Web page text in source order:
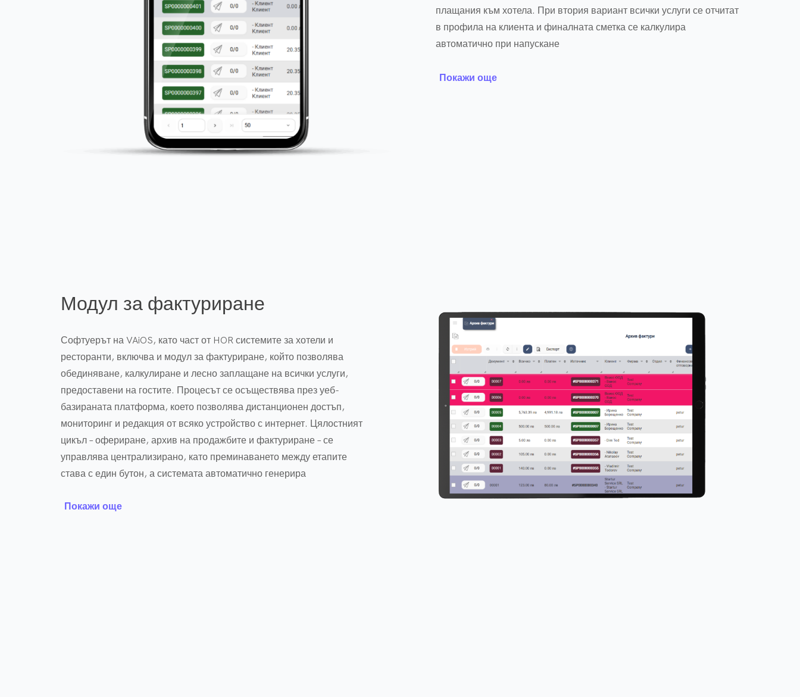
плащания към хотела. При втория вариант всички услуги се отчитат
в профила на клиента и финалната сметка се калкулира
автоматично при напускане
Покажи още
Модул за фактуриране
Софтуерът на VAiOS, като част от HOR системите за хотели и
ресторанти, включва и модул за фактуриране, който позволява
обединяване, калкулиране и лесно заплащане на всички услуги,
предоставени на гостите. Процесът се осъществява през уеб-
базираната платформа, което позволява дистанционен достъп,
мониторинг и редакция от всяко устройство с интернет. Цялостният
цикъл – офериране, архив на продажбите и фактуриране – се
управлява централизирано, като преминаването между етапите
става с един бутон, а системата автоматично генерира
Покажи още